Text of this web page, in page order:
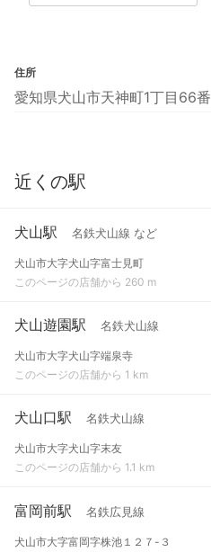
住所
愛知県犬山市天神町1丁目66番
近くの駅
犬山駅 名鉄犬山線 など
犬山市大字犬山字富士見町
このページの店舗から 260 m
犬山遊園駅 名鉄犬山線
犬山市大字犬山字端泉寺
このページの店舗から 1 km
犬山口駅 名鉄犬山線
犬山市大字犬山字末友
このページの店舗から 1.1 km
富岡前駅 名鉄広見線
犬山市大字富岡字株池１２７-３